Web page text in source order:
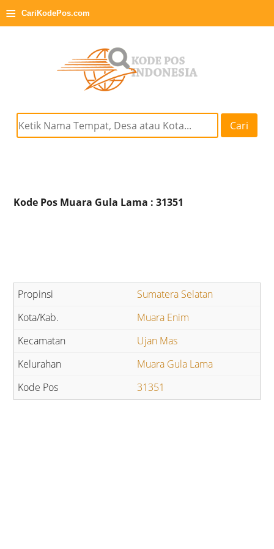
≡ CariKodePos.com
Cari
Kode Pos Muara Gula Lama : 31351
Sumatera Selatan
Muara Enim
Ujan Mas
Muara Gula Lama
31351